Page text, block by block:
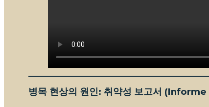
병목 현상의 원인: 취약성 보고서